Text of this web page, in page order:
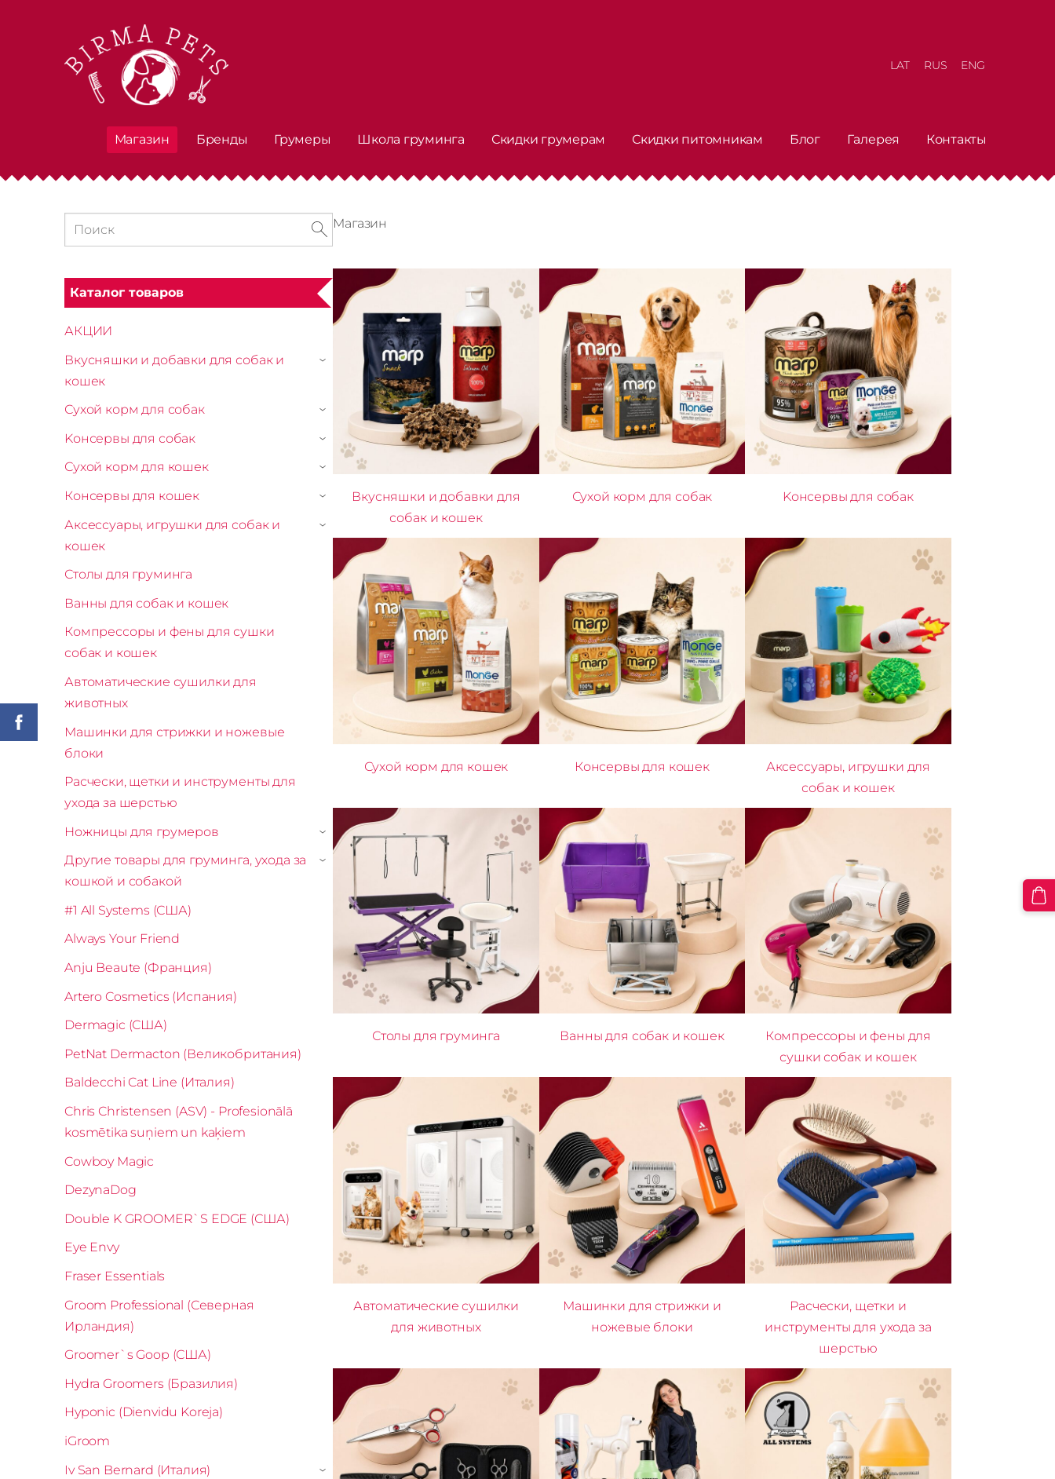
Магазин Бренды Грумеры Школа груминга Скидки грумерам Скидки питомникам Блог Галерея Контакты
LAT RUS ENG
Каталог товаров
АКЦИИ
Вкусняшки и добавки для собак и
кошек
›
Сухой корм для собак ›
Kонсервы для собак ›
Сухой корм для кошек ›
Консервы для кошек ›
Аксессуары, игрушки для собак и
кошек
›
Столы для груминга
Ванны для собак и кошек
Компрессоры и фены для сушки
собак и кошек
Автоматические сушилки для
животных
Машинки для стрижки и ножевые
блоки
Расчески, щетки и инструменты для
ухода за шерстью
Ножницы для грумеров
›
Другие товары для груминга, ухода за
кошкой и собакой
›
#1 All Systems (США)
Always Your Friend
Anju Beaute (Франция)
Artero Cosmetics (Испания)
Dermagic (США)
PetNat Dermacton (Великобритания)
Baldecchi Cat Line (Италия)
Chris Christensen (ASV) - Profesionālā
kosmētika suņiem un kaķiem
Cowboy Magic
DezynaDog
Double K GROOMER`S EDGE (США)
Eye Envy
Fraser Essentials
Groom Professional (Северная
Ирландия)
Groomer`s Goop (США)
Hydra Groomers (Бразилия)
Hyponic (Dienvidu Koreja)
iGroom
Iv San Bernard (Италия)
›
Магазин
Вкусняшки и добавки для
собак и кошек
Сухой корм для собак Kонсервы для собак
Сухой корм для кошек Консервы для кошек
Аксессуары, игрушки для
собак и кошек
Столы для груминга Ванны для собак и кошек
Компрессоры и фены для
сушки собак и кошек
Автоматические сушилки
для животных
Машинки для стрижки и
ножевые блоки
Расчески, щетки и
инструменты для ухода за
шерстью